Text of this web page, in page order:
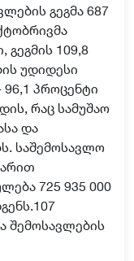
გეგმა 687
ობრივმა
გეგმის 109,8
უდიდესი
პროცენტი
რაც სამუშაო
და
. საშემოსავლო
725 935 000
შემოსავლების